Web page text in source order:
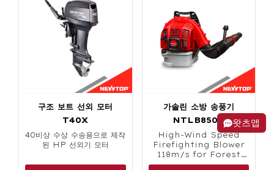
구조 보트 선외 모터
T40X
40비상 수상 수송용으로 제작
된 HP 선외기 모터
가솔린 소방 송풍기
NTLB850C
High-Wind Speed
Firefighting Blower
118m/s for Forest
Fire Control
왓츠앱